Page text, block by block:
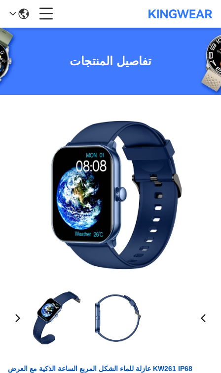
تفاصيل المنتجات
KW261 IP68 عازلة للماء الشكل المربع الساعة الذكية مع العرض